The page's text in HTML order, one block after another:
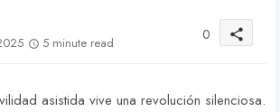
5 minute read 0 share
asistida vive una revolución silenciosa.